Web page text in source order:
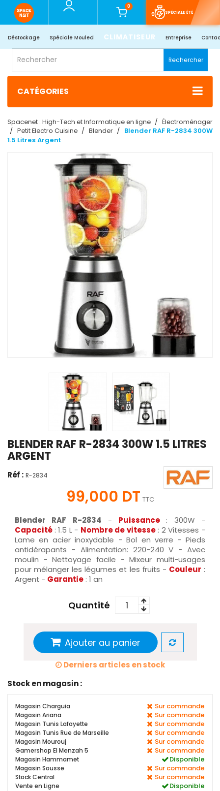
0
SPÉCIALE ÉTÉ
Déstockage Spéciale Mouled CLIMATISEUR Entreprise
Rechercher
CATÉGORIES
Spacenet : High-Tech et Informatique en ligne
Électroménager
Petit Electro Cuisine
Blender
Blender RAF R-2834 300W
1.5 Litres Argent
BLENDER RAF R-2834 300W 1.5 LITRES
ARGENT
Réf : R-2834
99,000 DT TTC
Blender RAF R-2834 - Puissance : 300W -
Capacité : 1.5 L - Nombre de vitesse: 2 Vitesses -
Lame en acier inoxydable - Bol en verre - Pieds
antidérapants - Alimentation: 220-240 V - Avec
moulin - Nettoyage facile - Mixeur multi-usages
pour mélanger les légumes et les fruits - Couleur :
Argent - Garantie : 1 an
Quantité
Ajouter au panier
Derniers articles en stock
Stock en magasin :
Magasin Charguia Sur commande
Magasin Ariana Sur commande
Magasin Tunis Lafayette Sur commande
Magasin Tunis Rue de Marseille Sur commande
Magasin Mourouj Sur commande
Gamershop El Menzah 5 Sur commande
Magasin Hammamet Disponible
Magasin Sousse Sur commande
Stock Central Sur commande
Vente en Ligne Disponible